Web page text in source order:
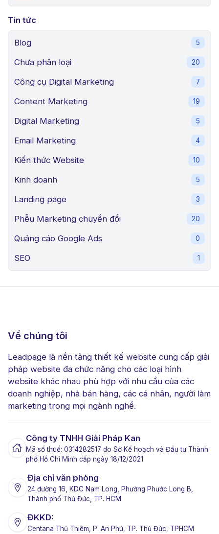
Tin tức
Blog 5
Chưa phân loại 20
Công cụ Digital Marketing 7
Content Marketing 19
Digital Marketing 5
Email Marketing 4
Kiến thức Website 10
Kinh doanh 5
Landing page 3
Phễu Marketing chuyển đổi 20
Quảng cáo Google Ads 0
SEO 1
Về chúng tôi
Leadpage là nền tảng thiết kế website cung cấp giải
pháp website đa chức năng cho các loại hình
website khác nhau phù hợp với nhu cầu của các
doanh nghiệp, nhà bán hàng, các cá nhân, người làm
marketing trong mọi ngành nghề.
Công ty TNHH Giải Pháp Kan
Mã số thuế: 0314282517 do Sở Kế hoạch và Đầu tư Thành
phố Hồ Chí Minh cấp ngày 18/12/2021
Địa chỉ văn phòng
24 đường 16, KDC Nam Long, Phường Phước Long B,
Thành phố Thủ Đức, TP. HCM
ĐKKD:
Centana Thủ Thiêm, P. An Phú, TP. Thủ Đức, TPHCM